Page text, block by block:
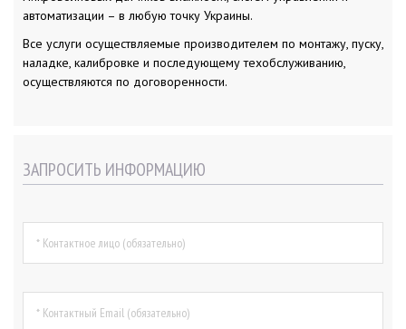
автоматизации – в любую точку Украины.
Все услуги осуществляемые производителем по монтажу, пуску,
наладке, калибровке и последующему техобслуживанию,
осуществляются по договоренности.
ЗАПРОСИТЬ ИНФОРМАЦИЮ